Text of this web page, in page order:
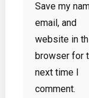
Save my
email, and
website in
browser for
next time I
comment.